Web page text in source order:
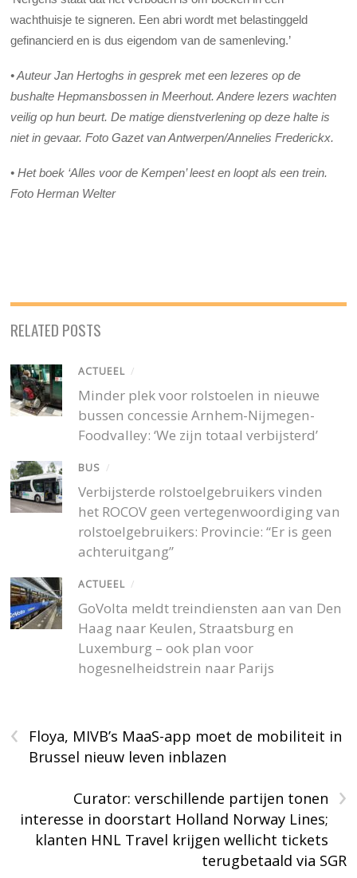
wachthuisje te signeren. Een abri wordt met belastinggeld
gefinancierd en is dus eigendom van de samenleving.’
• Auteur Jan Hertoghs in gesprek met een lezeres op de
bushalte Hepmansbossen in Meerhout. Andere lezers wachten
veilig op hun beurt. De matige dienstverlening op deze halte is
niet in gevaar. Foto Gazet van Antwerpen/Annelies Frederickx.
• Het boek ‘Alles voor de Kempen’ leest en loopt als een trein.
Foto Herman Welter
RELATED POSTS
ACTUEEL /
Minder plek voor rolstoelen in nieuwe
bussen concessie Arnhem-Nijmegen-
Foodvalley: ‘We zijn totaal verbijsterd’
BUS /
Verbijsterde rolstoelgebruikers vinden
het ROCOV geen vertegenwoordiging van
rolstoelgebruikers: Provincie: “Er is geen
achteruitgang”
ACTUEEL /
GoVolta meldt treindiensten aan van Den
Haag naar Keulen, Straatsburg en
Luxemburg – ook plan voor
hogesnelheidstrein naar Parijs
‹
Floya, MIVB’s MaaS-app moet de mobiliteit in
Brussel nieuw leven inblazen
›
Curator: verschillende partijen tonen
interesse in doorstart Holland Norway Lines;
klanten HNL Travel krijgen wellicht tickets
terugbetaald via SGR